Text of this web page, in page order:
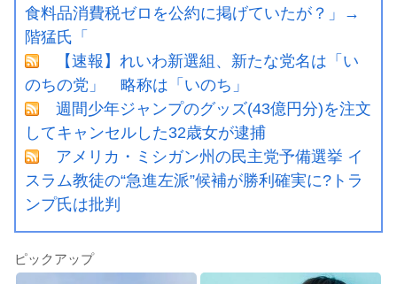
食料品消費税ゼロを公約に掲げていたが？」→
階猛氏「
【速報】れいわ新選組、新たな党名は「い
のちの党」 略称は「いのち」
週間少年ジャンプのグッズ(43億円分)を注文
してキャンセルした32歳女が逮捕
アメリカ・ミシガン州の民主党予備選挙 イ
スラム教徒の“急進左派”候補が勝利確実に?トラ
ンプ氏は批判
ピックアップ